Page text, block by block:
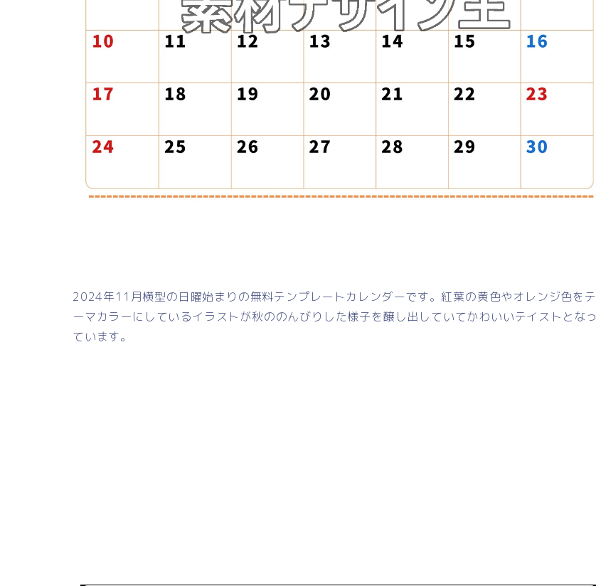
2024年11月横型の日曜始まりの無料テンプレートカレンダーです。紅葉の黄色やオレンジ色をテ
ーマカラーにしているイラストが秋ののんびりした様子を醸し出していてかわいいテイストとなっ
ています。